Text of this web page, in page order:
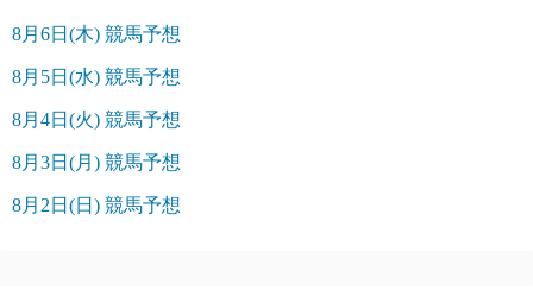
8月6日(木) 競馬予想
8月5日(水) 競馬予想
8月4日(火) 競馬予想
8月3日(月) 競馬予想
8月2日(日) 競馬予想